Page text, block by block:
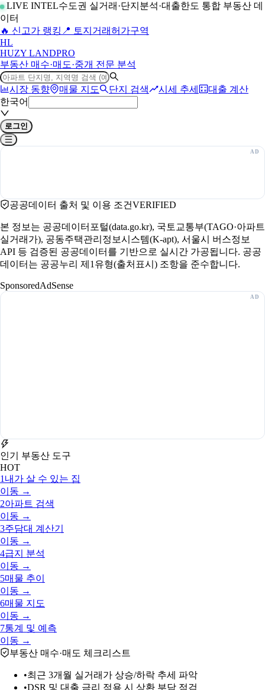
LIVE INTEL수도권 실거래·단지분석·대출한도 통합 부동산 데
이터
🔥 신고가 랭킹 📍 토지거래허가구역
HL
HUZY LANDPRO
부동산 매수·매도·중개 전문 분석
시장 동향 매물 지도 단지 검색 시세 추세
대출 계산
한국어
로그인
공공데이터 출처 및 이용 조건VERIFIED
본 정보는 공공데이터포털(data.go.kr), 국토교통부(TAGO·아파트
실거래가), 공동주택관리정보시스템(K-apt), 서울시 버스정보
API 등 검증된 공공데이터를 기반으로 실시간 가공됩니다. 공공
데이터는 공공누리 제1유형(출처표시) 조항을 준수합니다.
SponsoredAdSense
인기 부동산 도구
HOT
1 내가 살 수 있는 집
이동 →
2아파트 검색
이동 →
3주담대 계산기
이동 →
4급지 분석
이동 →
5매물 추이
이동 →
6매물 지도
이동 →
7통계 및 예측
이동 →
부동산 매수·매도 체크리스트
•최근 3개월 실거래가 상승/하락 추세 파악
•DSR 및 대출 금리 적용 시 상환 부담 점검